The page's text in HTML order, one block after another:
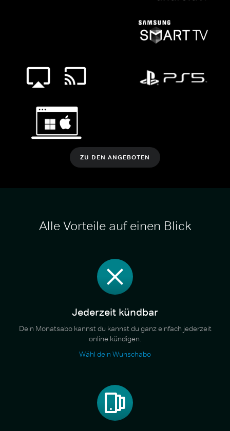
ZU DEN ANGEBOTEN
Alle Vorteile auf einen Blick
Jederzeit kündbar
Dein Monatsabo kannst du kannst du ganz einfach jederzeit
online kündigen.
Wähl dein Wunschabo